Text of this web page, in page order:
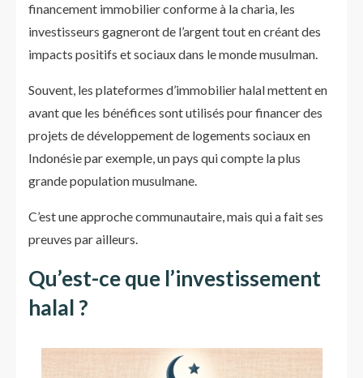
financement immobilier conforme à la charia, les
investisseurs gagneront de l’argent tout en créant des
impacts positifs et sociaux dans le monde musulman.
Souvent, les plateformes d’immobilier halal mettent en
avant que les bénéfices sont utilisés pour financer des
projets de développement de logements sociaux en
Indonésie par exemple, un pays qui compte la plus
grande population musulmane.
C’est une approche communautaire, mais qui a fait ses
preuves par ailleurs.
Qu’est-ce que l’investissement
halal ?